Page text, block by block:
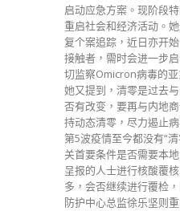
启动应急方案。现阶段
重启社会和经济活动。
复个案追踪，近日亦开
接触者，需时会进一步
切监察Omicron病毒的
她又提到，清零是过去
否有改变，要再与内地
持动态清零，尽力遏止
第5波疫情至今都没有“
关首要条件是否需要本
呈报的人士进行核酸覆
多，会否继续进行覆检
防护中心总监徐乐坚则